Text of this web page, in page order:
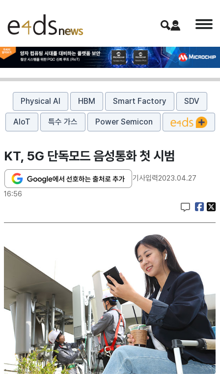
Physical AI HBM Smart Factory SDV
AIoT 특수 가스 Power Semicon
KT, 5G 단독모드 음성통화 첫 시범
기사입력2023.04.27
16:56